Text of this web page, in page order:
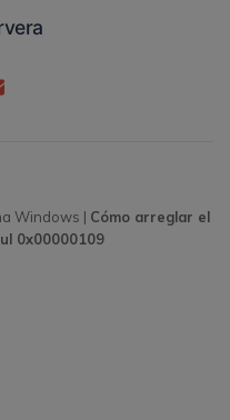
Windows | Cómo arreglar el
0x00000109